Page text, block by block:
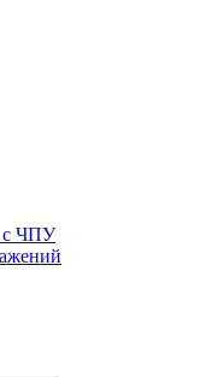
с ЧПУ